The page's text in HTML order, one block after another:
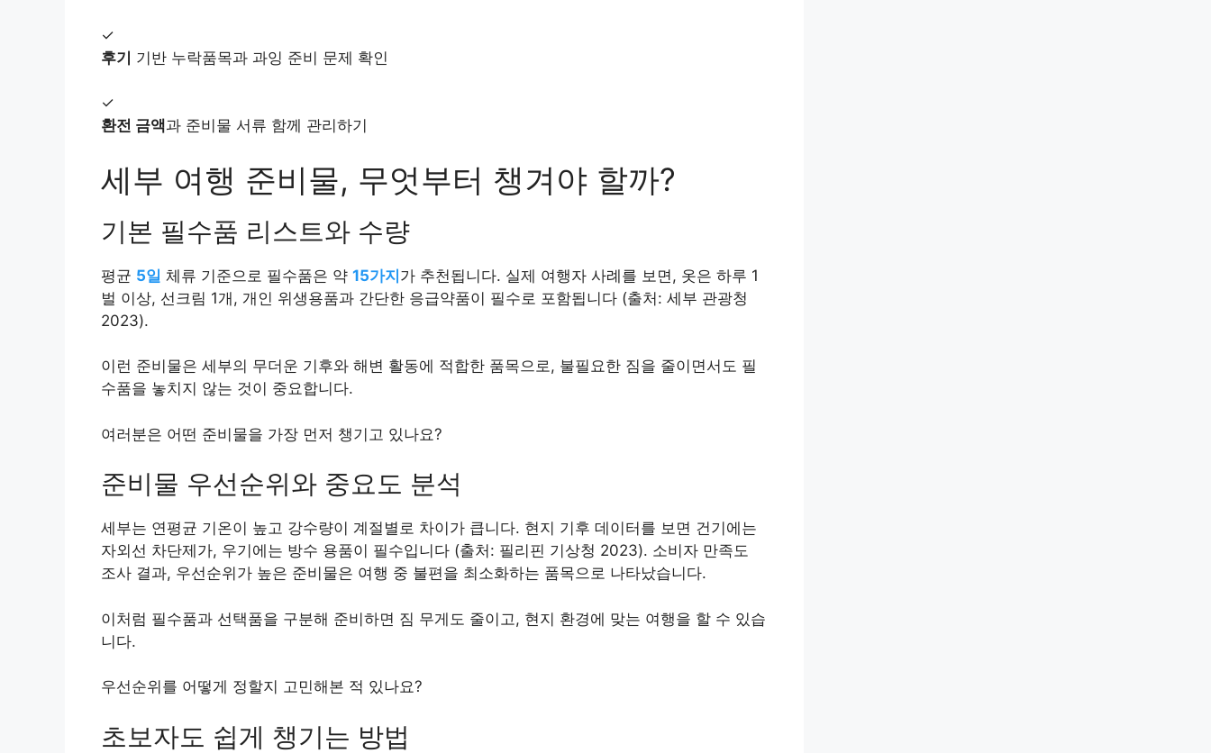
✓
후기 기반 누락품목과 과잉 준비 문제 확인
✓
환전 금액과 준비물 서류 함께 관리하기
세부 여행 준비물, 무엇부터 챙겨야 할까?
기본 필수품 리스트와 수량
평균 5일 체류 기준으로 필수품은 약 15가지가 추천됩니다. 실제 여행자 사례를 보면, 옷은 하루 1
벌 이상, 선크림 1개, 개인 위생용품과 간단한 응급약품이 필수로 포함됩니다 (출처: 세부 관광청
2023).
이런 준비물은 세부의 무더운 기후와 해변 활동에 적합한 품목으로, 불필요한 짐을 줄이면서도 필
수품을 놓치지 않는 것이 중요합니다.
여러분은 어떤 준비물을 가장 먼저 챙기고 있나요?
준비물 우선순위와 중요도 분석
세부는 연평균 기온이 높고 강수량이 계절별로 차이가 큽니다. 현지 기후 데이터를 보면 건기에는
자외선 차단제가, 우기에는 방수 용품이 필수입니다 (출처: 필리핀 기상청 2023). 소비자 만족도
조사 결과, 우선순위가 높은 준비물은 여행 중 불편을 최소화하는 품목으로 나타났습니다.
이처럼 필수품과 선택품을 구분해 준비하면 짐 무게도 줄이고, 현지 환경에 맞는 여행을 할 수 있습
니다.
우선순위를 어떻게 정할지 고민해본 적 있나요?
초보자도 쉽게 챙기는 방법